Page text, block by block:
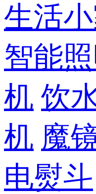
生活
智能
机 饮
机 魔
电熨斗